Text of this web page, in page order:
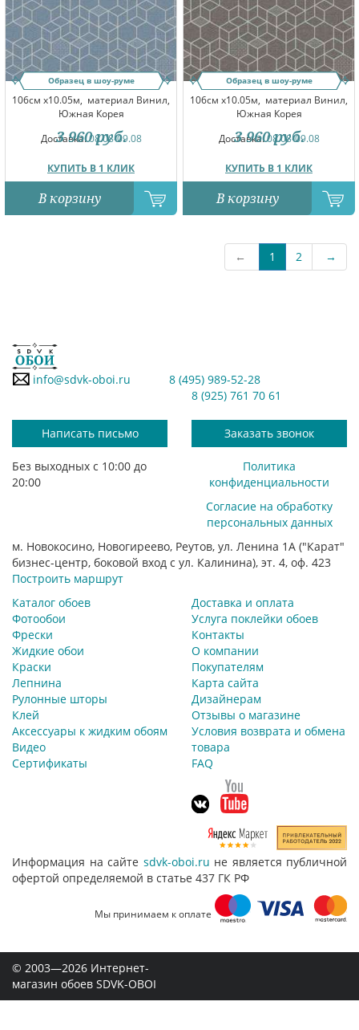
Образец в шоу-руме
106см x10.05м, материал Винил,
Южная Корея
Доставка:08.08-09.08
КУПИТЬ В 1 КЛИК
3 960 руб.
В корзину
Образец в шоу-руме
106см x10.05м, материал Винил,
Южная Корея
Доставка:08.08-09.08
КУПИТЬ В 1 КЛИК
3 960 руб.
В корзину
← 1 2 →
info@sdvk-oboi.ru
8 (495) 989-52-28
8 (925) 761 70 61
Написать письмо Заказать звонок
Без выходных с 10:00 до
20:00
Политика
конфиденциальности
Согласие на обработку
персональных данных
м. Новокосино, Новогиреево, Реутов, ул. Ленина 1А ("Карат"
бизнес-центр, боковой вход с ул. Калинина), эт. 4, оф. 423
Построить маршрут
Каталог обоев
Фотообои
Фрески
Жидкие обои
Краски
Лепнина
Рулонные шторы
Клей
Аксессуары к жидким обоям
Видео
Сертификаты
Доставка и оплата
Услуга поклейки обоев
Контакты
О компании
Покупателям
Карта сайта
Дизайнерам
Отзывы о магазине
Условия возврата и обмена
товара
FAQ
Информация на сайте sdvk-oboi.ru не является публичной
офертой определяемой в статье 437 ГК РФ
Мы принимаем к оплате
© 2003—2026 Интернет-
магазин обоев SDVK-OBOI